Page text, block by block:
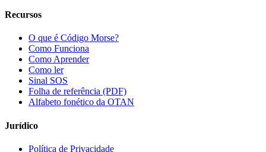
Recursos
O que é Código Morse?
Como Funciona
Como Aprender
Como ler
Sinal SOS
Folha de referência (PDF)
Alfabeto fonético da OTAN
Jurídico
Política de Privacidade